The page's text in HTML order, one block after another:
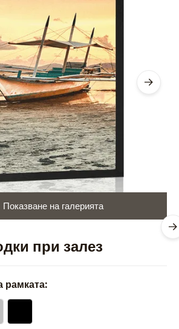
при залез
Показване на галерията
рамката: